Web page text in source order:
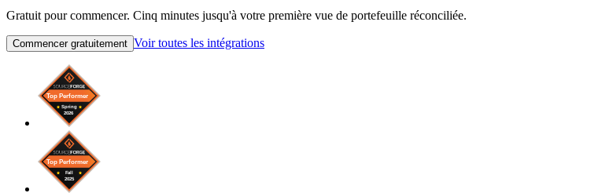
Gratuit pour commencer. Cinq minutes jusqu'à votre première vue de portefeuille réconciliée.
Commencer gratuitement Voir toutes les intégrations